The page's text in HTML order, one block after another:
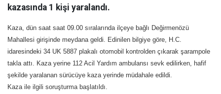
kazasında 1 kişi yaralandı.
Kaza, dün saat saat 09.00 sıralarında ilçeye bağlı Değirmenözü
Mahallesi girişinde meydana geldi. Edinilen bilgiye göre, H.C.
idaresindeki 34 UK 5887 plakalı otomobil kontrolden çıkarak şarampole
takla attı. Kaza yerine 112 Acil Yardım ambulansı sevk edilirken, hafif
şekilde yaralanan sürücüye kaza yerinde müdahale edildi.
Kaza ile ilgili soruşturma başlatıldı.